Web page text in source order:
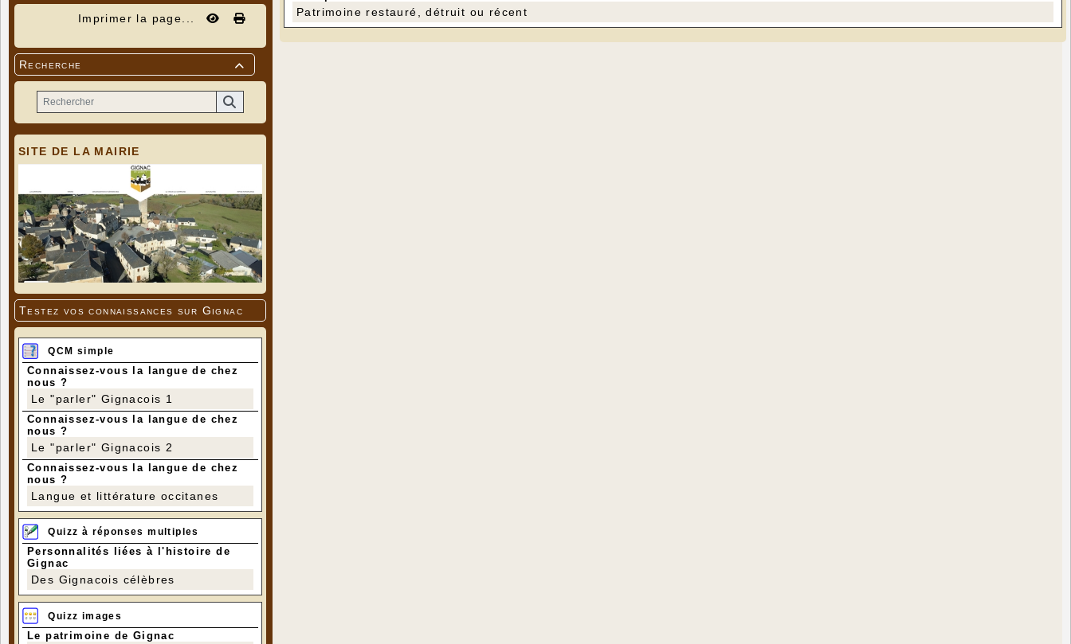
Imprimer la page...

Recherche
SITE DE LA MAIRIE
Testez vos connaissances sur Gignac
QCM simple
Connaissez-vous la langue de chez
nous ?
Le "parler" Gignacois 1
Connaissez-vous la langue de chez
nous ?
Le "parler" Gignacois 2
Connaissez-vous la langue de chez
nous ?
Langue et littérature occitanes
Quizz à réponses multiples
Personnalités liées à l'histoire de
Gignac
Des Gignacois célèbres
Quizz images
Le patrimoine de Gignac
Patrimoine restauré, détruit ou récent